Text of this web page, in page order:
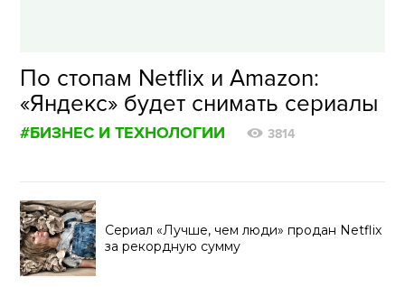
По стопам Netflix и Amazon:
«Яндекс» будет снимать сериалы
#БИЗНЕС И ТЕХНОЛОГИИ 3814
Сериал «Лучше, чем люди» продан Netflix
за рекордную сумму